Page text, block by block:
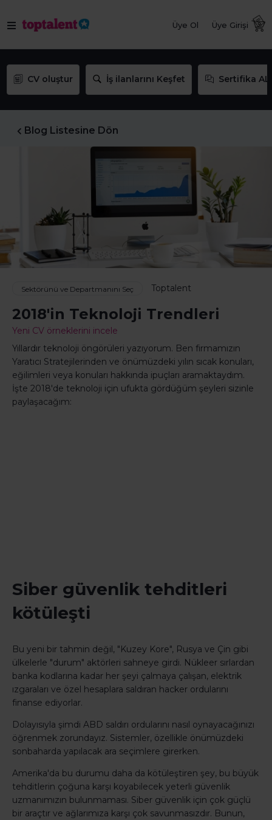
Üye Ol Üye Girişi
CV oluştur İş ilanlarını Keşfet Sertifika AL
Blog Listesine Dön
Sektörünü ve Departmanını Seç Toptalent
2018'in Teknoloji Trendleri
Yeni CV örneklerini incele
Yıllardır teknoloji öngörüleri yazıyorum. Ben firmamızın
Yaratıcı Stratejilerinden ve önümüzdeki yılın sıcak konuları,
eğilimleri veya konuları hakkında ipuçları aramaktaydım.
İşte 2018'de teknoloji için ufukta gördüğüm şeyleri sizinle
paylaşacağım:
Siber güvenlik tehditleri
kötüleşti
Bu yeni bir tahmin değil, "Kuzey Kore", Rusya ve Çin gibi
ülkelerle "durum" aktörleri sahneye girdi. Nükleer sırlardan
banka kodlarına kadar her şeyi çalmaya çalışan, elektrik
ızgaraları ve özel hesaplara saldıran hacker ordularını
finanse ediyorlar.
Dolayısıyla şimdi ABD saldırı ordularını nasıl oynayacağınızı
öğrenmek zorundayız. Sistemler, özellikle önümüzdeki
sonbaharda yapılacak ara seçimlere girerken.
Amerika'da bu durumu daha da kötüleştiren şey, bu büyük
tehditlerin çoğuna karşı koyabilecek yeterli güvenlik
uzmanımızın bulunmaması. Siber güvenlik için çok güçlü
bir araçtır ve ağlarımıza karşı çok savunmasızdır. Bunun,